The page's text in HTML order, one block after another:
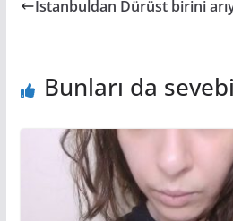
İstanbuldan Dürüst birini
Bunları da